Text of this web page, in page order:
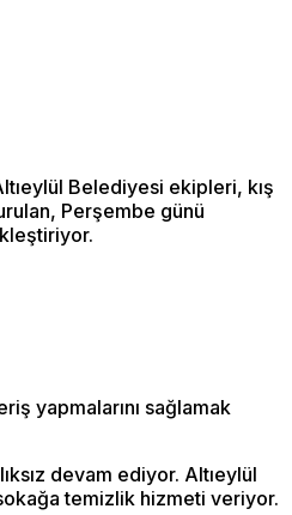
Belediyesi ekipleri, kış
Perşembe günü
yapmalarını sağlamak
devam ediyor. Altıeylül
temizlik hizmeti veriyor.